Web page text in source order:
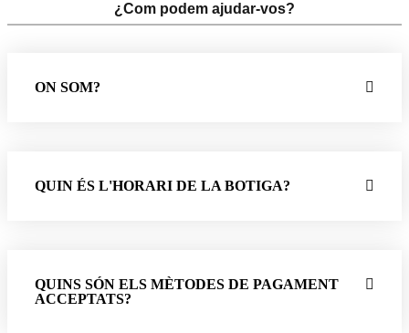
¿Com podem ajudar-vos?
ON SOM?
QUIN ÉS L'HORARI DE LA BOTIGA?
QUINS SÓN ELS MÈTODES DE PAGAMENT
ACCEPTATS?